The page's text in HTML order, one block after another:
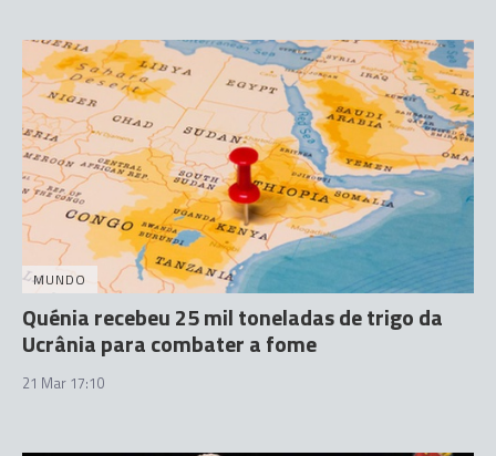
MUNDO
Quénia recebeu 25 mil toneladas de trigo da
Ucrânia para combater a fome
21 Mar 17:10